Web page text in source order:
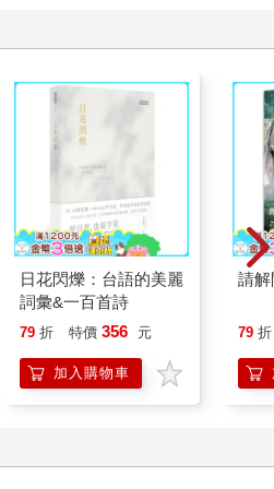
日花閃爍：台語的美麗
詞彙&一百首詩
79 折 特價 356 元
加入購物車
請解
79 折